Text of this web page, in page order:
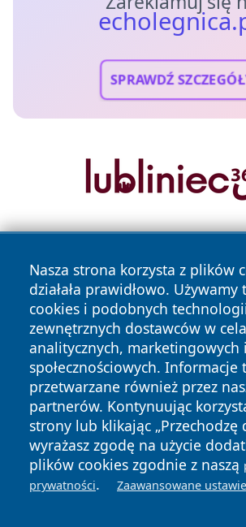
SPRAWDŹ
Nasza strona korzysta z plików
działała prawidłowo.
cookies i podobnych
zewnętrznych dostawców w
analitycznych, marketingowych i
społecznościowych. Informacje
przetwarzane również przez
partnerów. Kontynuując
strony lub klikając „Przechodzę
wyrażasz zgodę na użycie
plików cookies zgodnie z naszą
prywatności. Zaawansowane
Copyright © 2026 echolegnica.pl Wszystkie
zastrzeżone.
News Autorzy
Polityka
Prywatności